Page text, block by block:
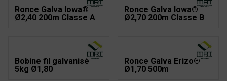
Ronce Galva Iowa®
Ø2,40 200m Classe A
Ronce Galva Iowa®
Ø2,70 200m Classe B
Bobine fil galvanisé
5kg Ø1,80
Ronce Galva Erizo®
Ø1,70 500m